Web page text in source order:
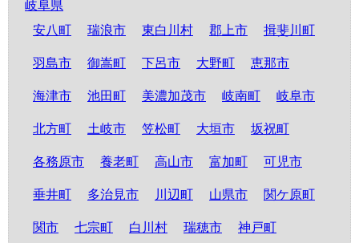
岐阜県
安八町
瑞浪市 東白川村 郡上市 揖斐川町
羽島市 御嵩町 下呂市 大野町 恵那市
海津市 池田町 美濃加茂市 岐南町 岐阜市
北方町 土岐市 笠松町 大垣市 坂祝町
各務原市 養老町 高山市 富加町 可児市
垂井町 多治見市 川辺町 山県市 関ケ原町
関市 七宗町 白川村 瑞穂市 神戸町